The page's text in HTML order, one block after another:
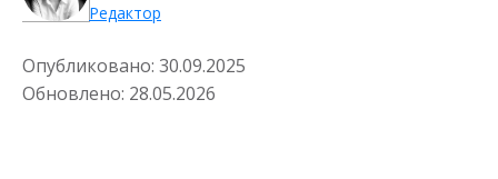
Редактор
Опубликовано: 30.09.2025
Обновлено: 28.05.2026